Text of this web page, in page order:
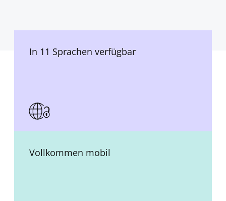
In 11 Sprachen verfügbar
Vollkommen mobil